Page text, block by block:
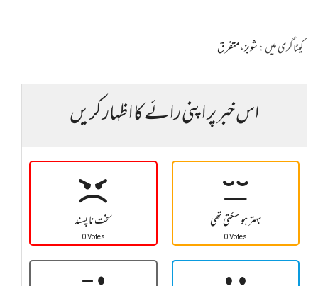
کیٹاگری میں :شوبز،متفرق
اس خبر پر اپنی رائے کا اظہار کریں
سخت نا پسند
0 Votes
بہتر ہو سکتی تھی
0 Votes